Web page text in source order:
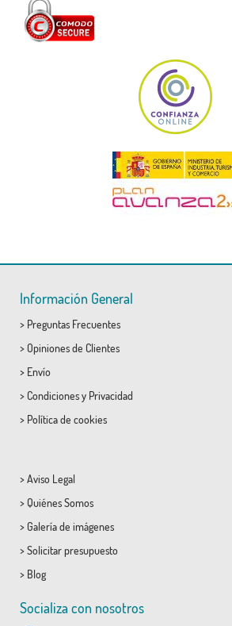
Información General
> Preguntas Frecuentes
> Opiniones de Clientes
> Envío
> Condicionesy Privacidad
> Política de cookies
> Aviso Legal
> Quiénes Somos
> Galería de imágenes
> Solicitar presupuesto
> Blog
Socializa con nosotros